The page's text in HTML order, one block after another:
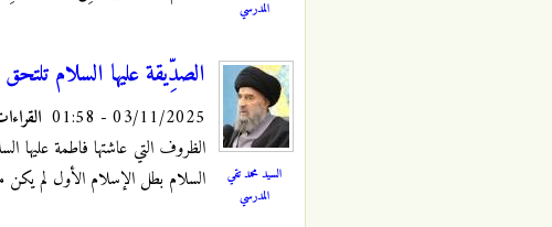
المدرسي
السيد محمد تقي
المدرسي
الصدِّيقة عليها السلام
03/11/2025 - 01:58
الظروف التي عاشتها فاطمة عليها
السلام بطل الإسلام الأول لم